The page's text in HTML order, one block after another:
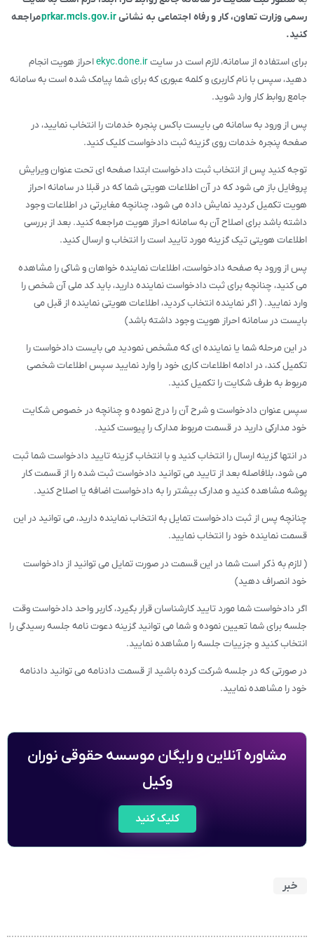
رسمی وزارت تعاون، کار و رفاه اجتماعی به نشانیprkar.mcls.gov.irمراجعه
کنید.
برای استفاده از سامانه، لازم است در سایتekyc.done.irاحراز هویت انجام
دهید، سپس با نام کاربری و کلمه عبوری که برای شما پیامک شده است به سامانه
جامع روابط کار وارد شوید.
پس از ورود به سامانه می بایست باکس پنجره خدمات را انتخاب نمایید، در
صفحه پنجره خدمات روی گزینه ثبت دادخواست کلیک کنید.
توجه کنید پس از انتخاب ثبت دادخواست ابتدا صفحه ای تحت عنوان ویرایش
پروفایل باز می شود که در آن اطلاعات هویتی شما که در قبلا در سامانه احراز
هویت تکمیل کردید نمایش داده می شود، چنانچه مغایرتی در اطلاعات وجود
داشته باشد برای اصلاح آن به سامانه احراز هویت مراجعه کنید. بعد از بررسی
اطلاعات هویتی تیک گزینه مورد تایید است را انتخاب و ارسال کنید.
پس از ورود به صفحه دادخواست، اطلاعات نماینده خواهان و شاکی را مشاهده
می کنید، چنانچه برای ثبت دادخواست نماینده دارید، باید کد ملی آن شخص را
وارد نمایید. ( اگر نماینده انتخاب کردید، اطلاعات هویتی نماینده از قبل می
بایست در سامانه احراز هویت وجود داشته باشد)
در این مرحله شما یا نماینده ای که مشخص نمودید می بایست دادخواست را
تکمیل کند، در ادامه اطلاعات کاری خود را وارد نمایید سپس اطلاعات شخصی
مربوط به طرف شکایت را تکمیل کنید.
سپس عنوان دادخواست و شرح آن را درج نموده و چنانچه در خصوص شکایت
خود مدارکی دارید در قسمت مربوط مدارک را پیوست کنید.
در انتها گزینه ارسال را انتخاب کنید و با انتخاب گزینه تایید دادخواست شما ثبت
می شود، بلافاصله بعد از تایید می توانید دادخواست ثبت شده را از قسمت کار
پوشه مشاهده کنید و مدارک بیشتر را به دادخواست اضافه یا اصلاح کنید.
چنانچه پس از ثبت دادخواست تمایل به انتخاب نماینده دارید، می توانید در این
قسمت نماینده خود را انتخاب نمایید.
( لازم به ذکر است شما در این قسمت در صورت تمایل می توانید از دادخواست
خود انصراف دهید)
اگر دادخواست شما مورد تایید کارشناسان قرار بگیرد، کاربر واحد دادخواست وقت
جلسه برای شما تعیین نموده و شما می توانید گزینه دعوت نامه جلسه رسیدگی را
انتخاب کنید و جزییات جلسه را مشاهده نمایید.
در صورتی که در جلسه شرکت کرده باشید از قسمت دادنامه می توانید دادنامه
خود را مشاهده نمایید.
مشاوره آنلاین و رایگان موسسه حقوقی نوران
وکیل
کلیک کنید
خبر